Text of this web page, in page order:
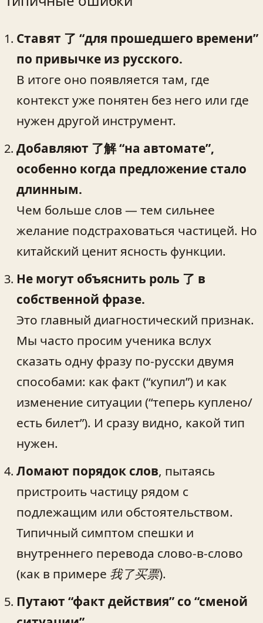
Ставят 了 “для прошедшего времени”
по привычке из русского.
В итоге оно появляется там, где
контекст уже понятен без него или где
нужен другой инструмент.
Добавляют 了解 “на автомате”,
особенно когда предложение стало
длинным.
Чем больше слов — тем сильнее
желание подстраховаться частицей. Но
китайский ценит ясность функции.
Не могут объяснить роль 了 в
собственной фразе.
Это главный диагностический признак.
Мы часто просим ученика вслух
сказать одну фразу по-русски двумя
способами: как факт (“купил”) и как
изменение ситуации (“теперь куплено/
есть билет”). И сразу видно, какой тип
нужен.
Ломают порядок слов, пытаясь
пристроить частицу рядом с
подлежащим или обстоятельством.
Типичный симптом спешки и
внутреннего перевода слово-в-слово
(как в примере 我了买票).
Путают “факт действия” со “сменой